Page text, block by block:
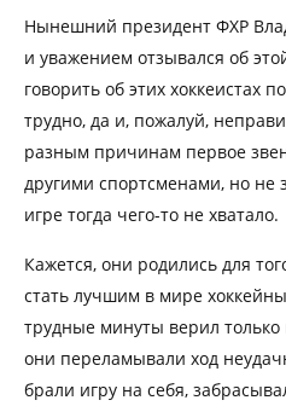
Нынешний президент ФХР
и уважением отзывался об
говорить об этих хоккеистах
трудно, да и, пожалуй,
разным причинам первое
другими спортсменами, но не
игре тогда чего-то не хватало.
Кажется, они родились для
стать лучшим в мире
трудные минуты верил только
они переламывали ход
брали игру на себя,